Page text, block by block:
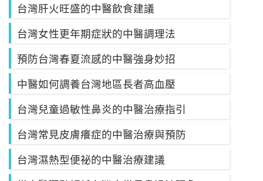
台灣肝火旺盛的中醫飲食建議
台灣女性更年期症狀的中醫調理法
預防台灣春夏流感的中醫強身妙招
中醫如何調養台灣地區長者高血壓
台灣兒童過敏性鼻炎的中醫治療指引
台灣常見皮膚癢症的中醫治療與預防
台灣濕熱型便祕的中醫治療建議